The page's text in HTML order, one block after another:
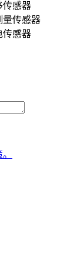
传感器
量传感器
传感器